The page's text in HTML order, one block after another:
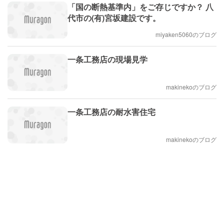
「国の断熱基準内」をご存じですか？ 八
代市の(有)宮坂建設です。
miyaken5060のブログ
一条工務店の現場見学
makinekoのブログ
一条工務店の耐水害住宅
makinekoのブログ